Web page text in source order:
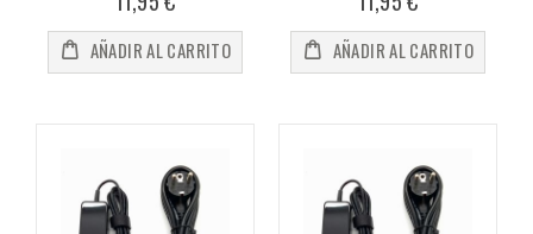
AÑADIR AL CARRITO AÑADIR AL CARRITO